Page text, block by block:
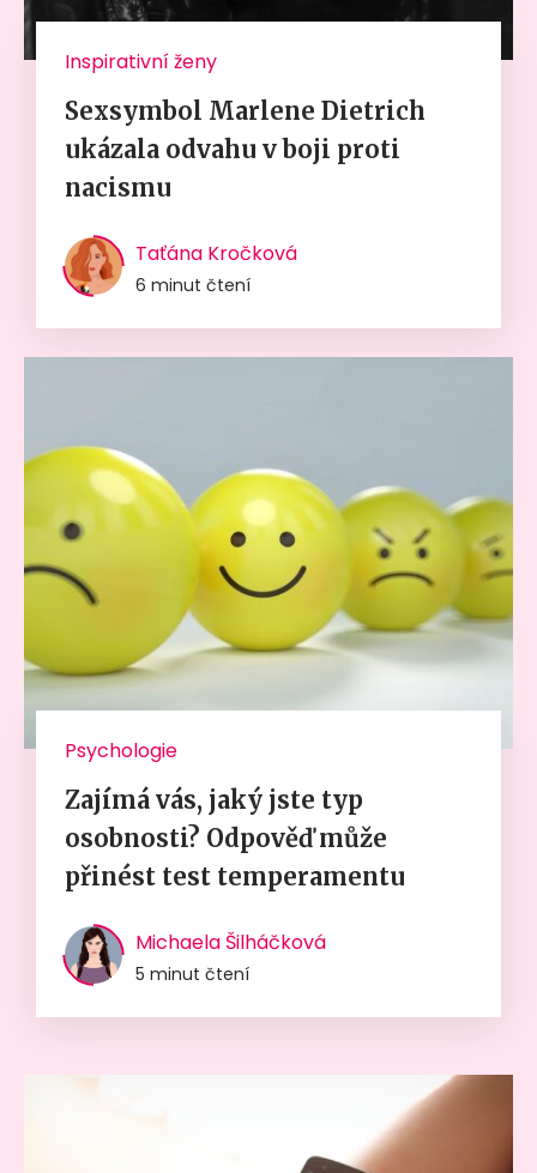
Inspirativní ženy
Sexsymbol Marlene Dietrich
ukázala odvahu v boji proti
nacismu
Taťána Kročková
6 minut čtení
Psychologie
Zajímá vás, jaký jste typ
osobnosti? Odpověď může
přinést test temperamentu
Michaela Šilháčková
5 minut čtení